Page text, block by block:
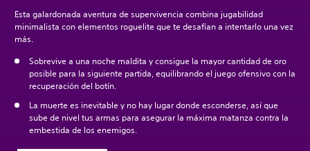
Esta galardonada aventura de supervivencia combina jugabilidad
minimalista con elementos roguelite que te desafían a intentarlo una vez
más.
Sobrevive a una noche maldita y consigue la mayor cantidad de oro
posible para la siguiente partida, equilibrando el juego ofensivo con la
recuperación del botín.
La muerte es inevitable y no hay lugar donde esconderse, así que
sube de nivel tus armas para asegurar la máxima matanza contra la
embestida de los enemigos.